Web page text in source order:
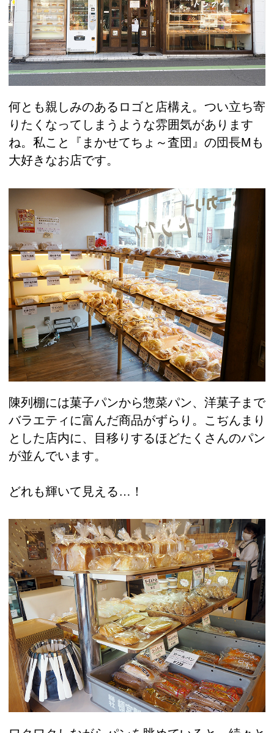
何とも親しみのあるロゴと店構え。つい立ち寄
りたくなってしまうような雰囲気があります
ね。私こと『まかせてちょ～査団』の団長Mも
大好きなお店です。
陳列棚には菓子パンから惣菜パン、洋菓子まで
バラエティに富んだ商品がずらり。こぢんまり
とした店内に、目移りするほどたくさんのパン
が並んでいます。
どれも輝いて見える…！